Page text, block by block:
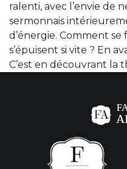
ralenti, avec l’envie de
sermonnais
d’énergie. Comment se
s’épuisent si vite ? En
C’est en découvrant la